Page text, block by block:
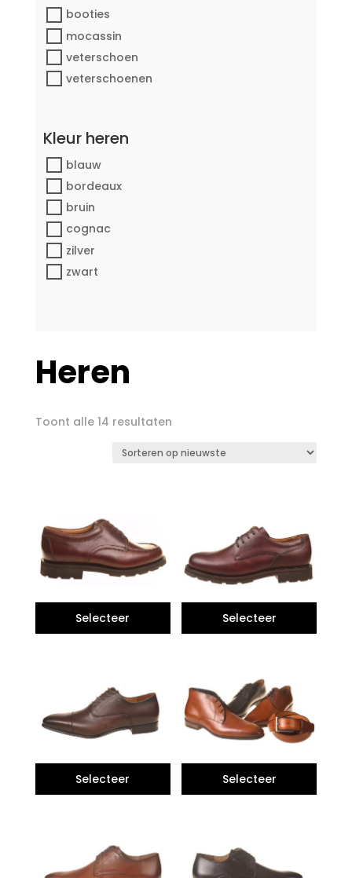
booties
mocassin
veterschoen
veterschoenen
Kleur heren
blauw
bordeaux
bruin
cognac
zilver
zwart
Heren
Toont alle 14 resultatenGesorteerd
nieuwste